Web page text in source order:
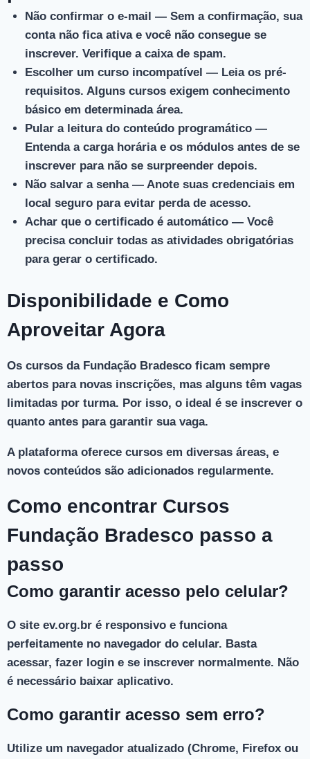
Não confirmar o e-mail — Sem a confirmação, sua
conta não fica ativa e você não consegue se
inscrever. Verifique a caixa de spam.
Escolher um curso incompatível — Leia os pré-
requisitos. Alguns cursos exigem conhecimento
básico em determinada área.
Pular a leitura do conteúdo programático—
Entenda a carga horária e os módulos antes de se
inscrever para não se surpreender depois.
Não salvar a senha— Anote suas credenciais em
local seguro para evitar perda de acesso.
Achar que o certificado é automático— Você
precisa concluir todas as atividades obrigatórias
para gerar o certificado.
Disponibilidade e Como
Aproveitar Agora
Os cursos da Fundação Bradesco ficam sempre
abertos para novas inscrições, mas alguns têm vagas
limitadas por turma. Por isso, o ideal é se inscrever o
quanto antes para garantir sua vaga.
A plataforma oferece cursos em diversas áreas, e
novos conteúdos são adicionados regularmente.
Como encontrar Cursos
Fundação Bradesco passo a
passo
Como garantir acesso pelo celular?
O site ev.org.br é responsivo e funciona
perfeitamente no navegador do celular. Basta
acessar, fazer login e se inscrever normalmente. Não
é necessário baixar aplicativo.
Como garantir acesso sem erro?
Utilize um navegador atualizado (Chrome, Firefox ou